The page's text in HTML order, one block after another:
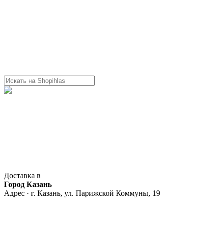
Доставка в
Город Казань
Адрес · г. Казань, ул. Парижской Коммуны, 19